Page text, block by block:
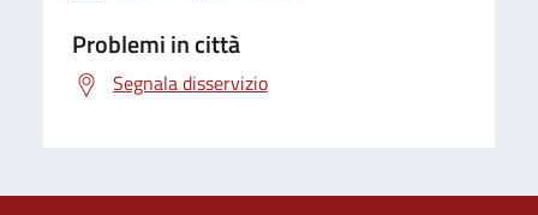
Problemi in città
Segnala disservizio